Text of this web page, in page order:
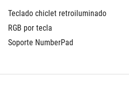
Teclado chiclet retroiluminado
RGB por tecla
Soporte NumberPad